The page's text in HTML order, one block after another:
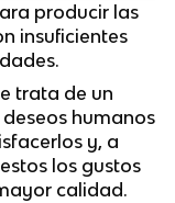
producir las
insuficientes
trata de un
humanos
y, a
los gustos
calidad.